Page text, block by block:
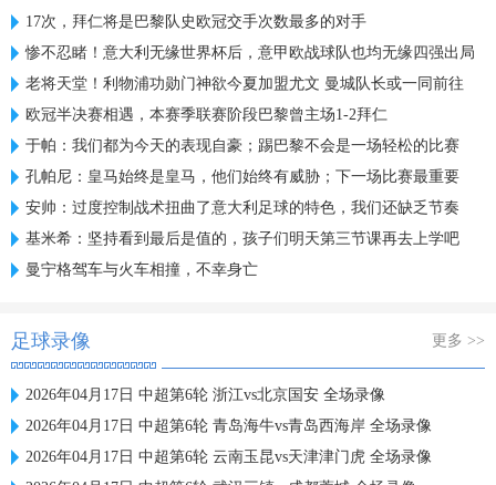
17次，拜仁将是巴黎队史欧冠交手次数最多的对手
惨不忍睹！意大利无缘世界杯后，意甲欧战球队也均无缘四强出局
老将天堂！利物浦功勋门神欲今夏加盟尤文 曼城队长或一同前往
欧冠半决赛相遇，本赛季联赛阶段巴黎曾主场1-2拜仁
于帕：我们都为今天的表现自豪；踢巴黎不会是一场轻松的比赛
孔帕尼：皇马始终是皇马，他们始终有威胁；下一场比赛最重要
安帅：过度控制战术扭曲了意大利足球的特色，我们还缺乏节奏
基米希：坚持看到最后是值的，孩子们明天第三节课再去上学吧
曼宁格驾车与火车相撞，不幸身亡
足球录像 更多 >>
2026年04月17日 中超第6轮 浙江vs北京国安 全场录像
2026年04月17日 中超第6轮 青岛海牛vs青岛西海岸 全场录像
2026年04月17日 中超第6轮 云南玉昆vs天津津门虎 全场录像